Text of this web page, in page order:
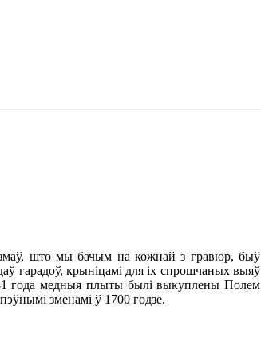
што мы бачым на кожнай з гравюр, быў
гарадоў, крыніцамі для іх спрошчаных выяў
года медныя плыты былі выкуплены Полем
зменамі ў 1700 годзе.